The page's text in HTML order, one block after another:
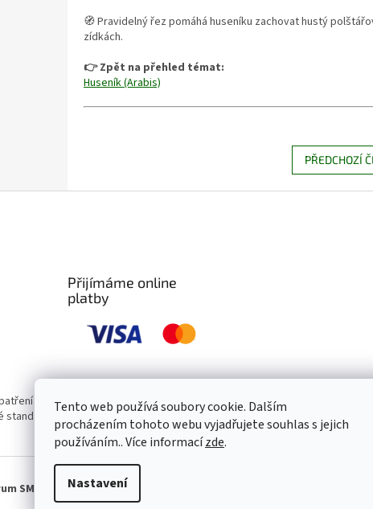
Tento web používá soubory cookie. Dalším
procházením tohoto webu vyjadřujete souhlas s jejich
používáním.. Více informacízde.
Nastavení
🧭 Pravidelný řez pomáhá huseníku zachovat hustý
zídkách.
👉 Zpět na přehled témat:
Huseník (Arabis)
PŘEDCHOZÍ
Přijímáme online
platby
🌱. Naše rostliny pravidelně kontrolujeme a ošetřujeme, aby byly
standardy kvality.
SMARAGD. Všechna práva vyhrazena.